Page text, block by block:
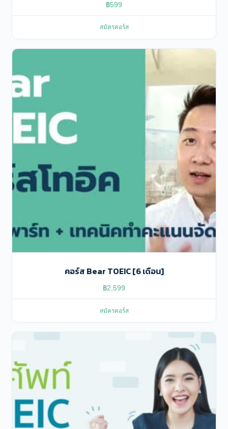
฿599
สมัครคอร์ส
คอร์ส Bear TOEIC [6 เดือน]
฿2,599
สมัครคอร์ส